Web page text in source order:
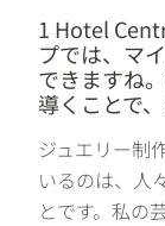
1 Hotel
プでは、マ
できますね
導くことで
ジュエリー制
いるのは、人
とです。私の